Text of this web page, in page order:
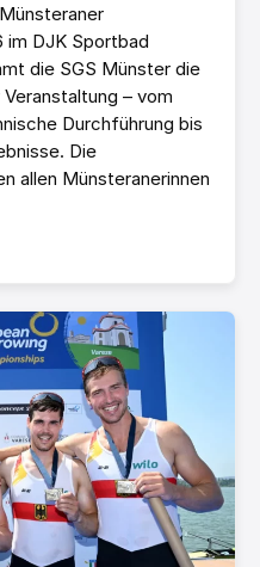
DJK Sportbad
die SGS Münster die
– vom
Durchführung bis
Die
allen Münsteranerinnen